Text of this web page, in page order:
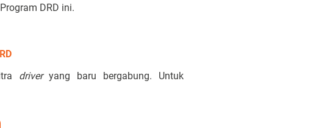
DRD ini.
driveryang baru bergabung. Untuk